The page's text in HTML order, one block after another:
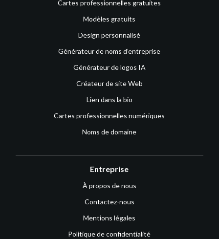
Cartes professionnelles gratuites
Modèles gratuits
Design personnalisé
Générateur de noms d’entreprise
Générateur de logos IA
Créateur de site Web
Lien dans la bio
Cartes professionnelles numériques
Noms de domaine
Entreprise
À propos de nous
Contactez-nous
Mentions légales
Politique de confidentialité